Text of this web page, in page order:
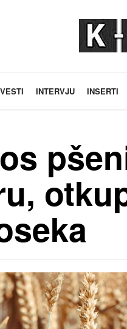
VESTI INTERVJU INSERTI